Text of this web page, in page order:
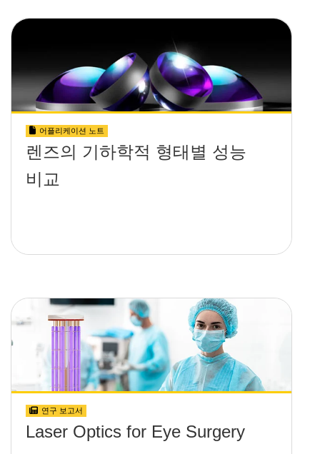
어플리케이션 노트
렌즈의 기하학적 형태별 성능
비교
연구 보고서
Laser Optics for Eye Surgery